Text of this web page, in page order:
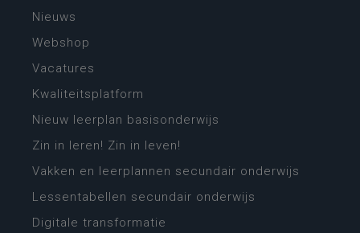
Nieuws
Webshop
Vacatures
Kwaliteitsplatform
Nieuw leerplan basisonderwijs
Zin in leren! Zin in leven!
Vakken en leerplannen secundair onderwijs
Lessentabellen secundair onderwijs
Digitale transformatie